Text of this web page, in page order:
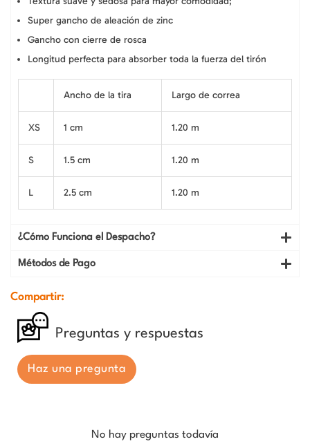
Super gancho de aleación de zinc
Gancho con cierre de rosca
Longitud perfecta para absorber toda la fuerza del tirón
Ancho de la tira Largo de correa
XS 1 cm 1.20 m
S 1.5 cm 1.20 m
L 2.5 cm 1.20 m
¿Cómo Funciona el Despacho?
Métodos de Pago
Compartir:
Preguntas y respuestas
Haz una pregunta
No hay preguntas todavía